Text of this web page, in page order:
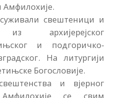
свештеници и
из архијерејског
и подгоричко-
На литургији
Богословије.
и вјерног